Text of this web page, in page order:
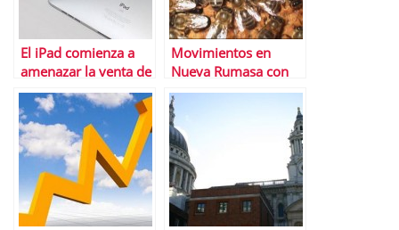
El iPad comienza a
amenazar la venta de
PC
Movimientos en
Nueva Rumasa con
vistas a 2011